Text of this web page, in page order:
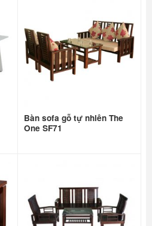
Bàn sofa gỗ tự nhiên The
One SF71